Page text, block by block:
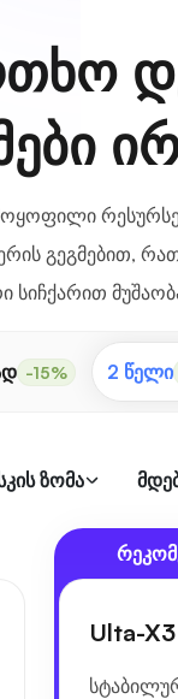
გეგმებით,
სიჩქარით
-15% 2 წელი
ზომა
Ulta-X3